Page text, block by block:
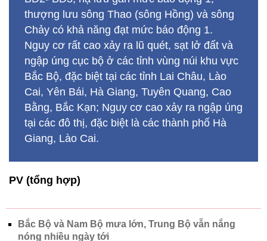
Bắc Bộ, đặc biệt tại các tỉnh Lai Châu, Lào
Cai, Yên Bái, Hà Giang, Tuyên Quang, Cao
Bằng, Bắc Kạn; Nguy cơ cao xảy ra ngập úng
tại các đô thị, đặc biệt là các thành phố Hà
Giang, Lào Cai.
PV (tổng hợp)
Bắc Bộ và Nam Bộ mưa lớn, Trung Bộ vẫn nắng
nóng nhiều ngày tới
khách sai làn đường
Bắc Bộ mưa rào dài ngày, Trung Bộ vẫn nắng nóng